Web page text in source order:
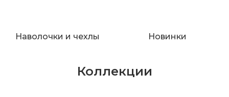
Наволочки и чехлы Новинки
Коллекции